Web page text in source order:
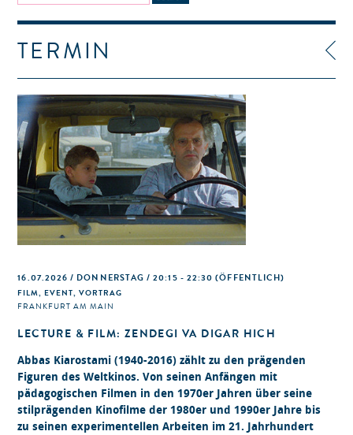
TERMIN
16.07.2026 / DONNERSTAG / 20:15 - 22:30 (ÖFFENTLICH)
FILM, EVENT, VORTRAG
FRANKFURT AM MAIN
LECTURE & FILM: ZENDEGI VA DIGAR HICH
Abbas Kiarostami (1940-2016) zählt zu den prägenden
Figuren des Weltkinos. Von seinen Anfängen mit
pädagogischen Filmen in den 1970er Jahren über seine
stilprägenden Kinofilme der 1980er und 1990er Jahre bis
zu seinen experimentellen Arbeiten im 21. Jahrhundert